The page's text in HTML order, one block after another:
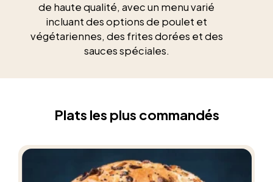
de haute qualité, avec un menu varié
incluant des options de poulet et
végétariennes, des frites dorées et des
sauces spéciales.
Plats les plus commandés